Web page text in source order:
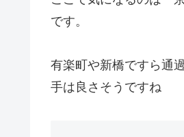
です。
有楽町や新橋ですら通
手は良さそうですね